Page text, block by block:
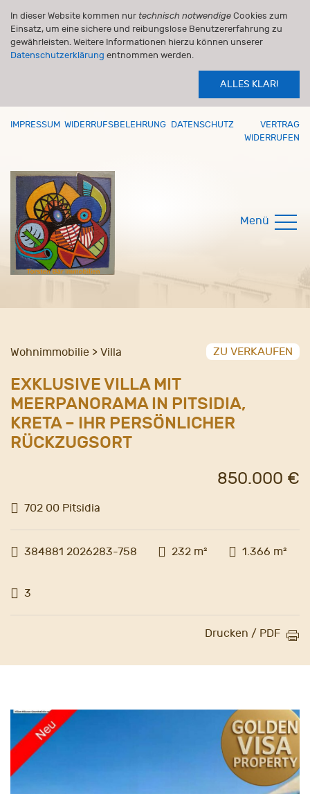
In dieser Website kommen nur technisch notwendige Cookies zum
Einsatz, um eine sichere und reibungslose Benutzererfahrung zu
gewährleisten. Weitere Informationen hierzu können unserer
Datenschutzerklärung entnommen werden.
ALLES KLAR!
IMPRESSUM WIDERRUFSBELEHRUNG DATENSCHUTZ
VERTRAG
WIDERRUFEN
Menü
Wohnimmobilie > Villa ZU VERKAUFEN
EXKLUSIVE VILLA MIT
MEERPANORAMA IN PITSIDIA,
KRETA – IHR PERSÖNLICHER
RÜCKZUGSORT
702 00 Pitsidia
850.000 €
384881 2026283-758 232 m² 1.366 m²
3
Drucken / PDF